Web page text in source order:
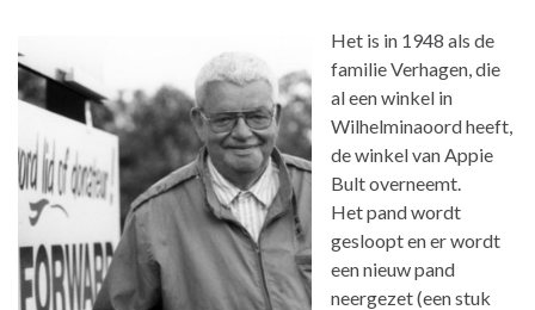
Het is in 1948 als de
familie Verhagen, die
al een winkel in
Wilhelminaoord heeft,
de winkel van Appie
Bult overneemt.
Het pand wordt
gesloopt en er wordt
een nieuw pand
neergezet (een stuk